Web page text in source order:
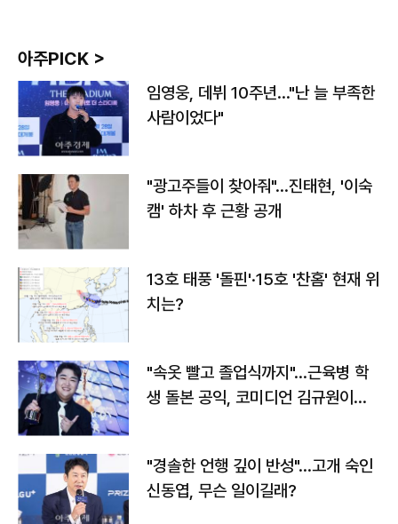
아주PICK >
임영웅, 데뷔 10주년…"난 늘 부족한
사람이었다"
"광고주들이 찾아줘"…진태현, '이숙
캠' 하차 후 근황 공개
13호 태풍 '돌핀'·15호 '찬홈' 현재 위
치는?
"속옷 빨고 졸업식까지"…근육병 학
생 돌본 공익, 코미디언 김규원이었
"경솔한 언행 깊이 반성"…고개 숙인
신동엽, 무슨 일이길래?